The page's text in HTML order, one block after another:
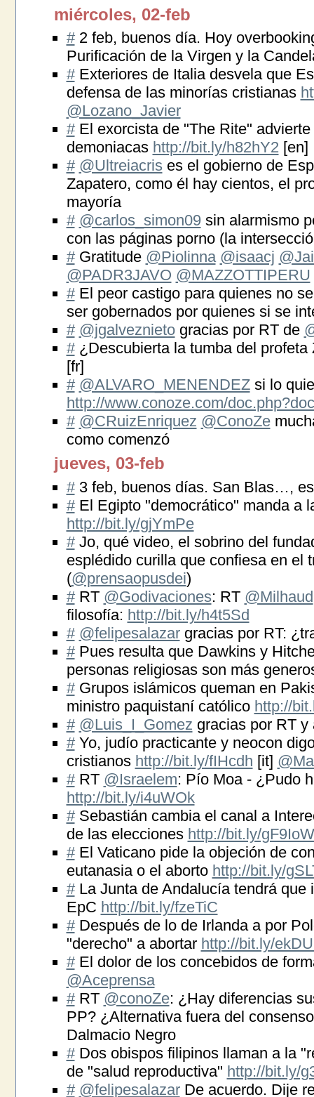
miércoles, 02-feb
#2 feb, buenos día. Hoy
Purificación de la Virgen y la
#Exteriores de Italia desvela que
defensa de las minorías cristianas
@Lozano_Javier
#El exorcista de "The Rite"
demoniacas http://bit.ly/h82hY2 [en]
# @Ultreiacrises el gobierno de
Zapatero, como él hay cientos, el
mayoría
# @carlos_simon09sin alarmismo
con las páginas porno (la
#Gratitude @Piolinna @isaacj
@PADR3JAVO @MAZZOTTIPERU
#El peor castigo para quienes no
ser gobernados por quienes si se
# @jgalveznietogracias por RT de
#¿Descubierta la tumba del
[fr]
# @ALVARO_MENENDEZsi lo
http://www.conoze.com/
# @CRuizEnriquez @ConoZe
como comenzó
jueves, 03-feb
#3 feb, buenos días. San Blas…,
#El Egipto "democrático" manda a
http://bit.ly/gjYmPe
#Jo, qué video, el sobrino del
esplédido curilla que confiesa en el
(@prensaopusdei)
#RT @Godivaciones: RT @Milhaud
filosofía: http://bit.ly/h4t5Sd
# @felipesalazargracias por RT:
#Pues resulta que Dawkins y
personas religiosas son más
#Grupos islámicos queman en
ministro paquistaní católico http://
# @Luis_I_Gomez gracias por RT
#Yo, judío practicante y neocon
cristianos http://bit.ly/fIHcdh [it]
#RT @Israelem: Pío Moa - ¿Pudo
http://bit.ly/i4uWOk
#Sebastián cambia el canal a
de las elecciones http://bit.ly/gF9IoW
#El Vaticano pide la objeción de
eutanasia o el aborto http://bit.ly/
#La Junta de Andalucía tendrá que
EpC http://bit.ly/fzeTiC
#Después de lo de Irlanda a por
"derecho" a abortar http://bit.ly/
#El dolor de los concebidos de
@Aceprensa
#RT @conoZe: ¿Hay diferencias
PP? ¿Alternativa fuera del
Dalmacio Negro
#Dos obispos filipinos llaman a la
de "salud reproductiva" http://bit.ly/
# @felipesalazarDe acuerdo. Dije